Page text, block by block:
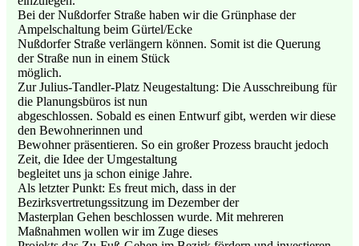
Bei der Nußdorfer Straße haben wir die Grünphase der
Ampelschaltung beim Gürtel/Ecke
Nußdorfer Straße verlängern können. Somit ist die Querung
der Straße nun in einem Stück
möglich.
Zur Julius-Tandler-Platz Neugestaltung: Die Ausschreibung für
die Planungsbüros ist nun
abgeschlossen. Sobald es einen Entwurf gibt, werden wir diese
den Bewohnerinnen und
Bewohner präsentieren. So ein großer Prozess braucht jedoch
Zeit, die Idee der Umgestaltung
begleitet uns ja schon einige Jahre.
Als letzter Punkt: Es freut mich, dass in der
Bezirksvertretungssitzung im Dezember der
Masterplan Gehen beschlossen wurde. Mit mehreren
Maßnahmen wollen wir im Zuge dieses